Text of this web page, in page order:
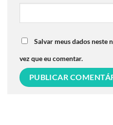
Salvar meus dados neste
vez que eu comentar.